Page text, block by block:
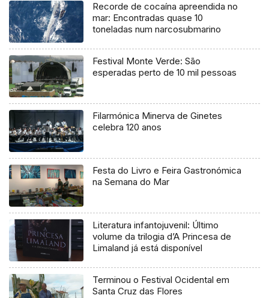
Recorde de cocaína apreendida no
mar: Encontradas quase 10
toneladas num narcosubmarino
Festival Monte Verde: São
esperadas perto de 10 mil pessoas
Filarmónica Minerva de Ginetes
celebra 120 anos
Festa do Livro e Feira Gastronómica
na Semana do Mar
Literatura infantojuvenil: Último
volume da trilogia d’A Princesa de
Limaland já está disponível
Terminou o Festival Ocidental em
Santa Cruz das Flores